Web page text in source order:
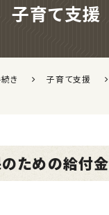
子育て支援
き 子育て支援
ための給付金